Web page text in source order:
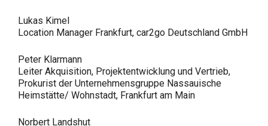
Lukas Kimel
Location Manager Frankfurt, car2go Deutschland GmbH
Peter Klarmann
Leiter Akquisition, Projektentwicklung und Vertrieb,
Prokurist der Unternehmensgruppe Nassauische
Heimstätte/ Wohnstadt, Frankfurt am Main
Norbert Landshut